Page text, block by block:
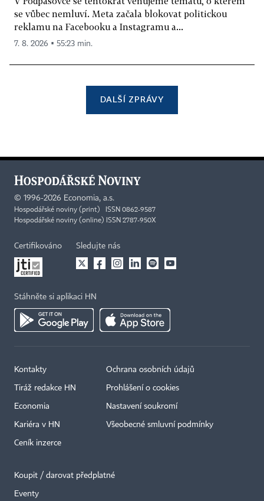
se vůbec nemluví. Meta začala blokovat politickou
reklamu na Facebooku a Instagramu a...
7. 8. 2026 ▪ 55:23 min.
DALŠÍ ZPRÁVY
© 1996-2026 Economia, a.s.
Hospodářské noviny (print) ISSN 0862-9587
Hospodářské noviny (online) ISSN 2787-950X
Certifikováno Sledujte nás
Stáhněte si aplikaci HN
Kontakty
Tiráž redakce HN
Economia
Kariéra v HN
Ceník inzerce
Ochrana osobních údajů
Prohlášení o cookies
Nastavení soukromí
Všeobecné smluvní podmínky
Koupit / darovat předplatné
Eventy